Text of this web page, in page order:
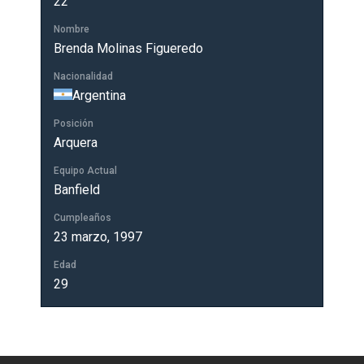
Nombre
Brenda Molinas Figueredo
Nacionalidad
Argentina
Posición
Arquera
Equipo Actual
Banfield
Cumpleaños
23 marzo, 1997
Edad
29